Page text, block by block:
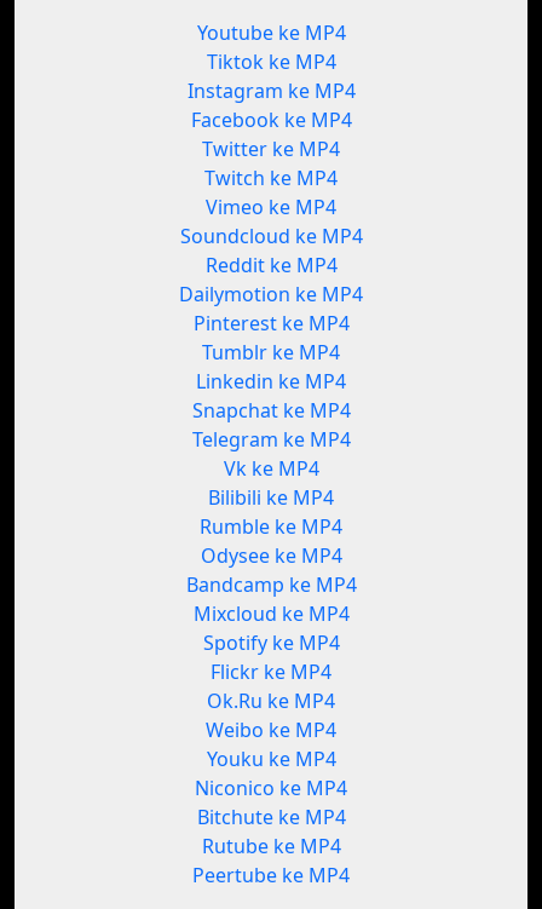
Youtube ke MP4
Tiktok ke MP4
Instagram ke MP4
Facebook ke MP4
Twitter ke MP4
Twitch ke MP4
Vimeo ke MP4
Soundcloud ke MP4
Reddit ke MP4
Dailymotion ke MP4
Pinterest ke MP4
Tumblr ke MP4
Linkedin ke MP4
Snapchat ke MP4
Telegram ke MP4
Vk ke MP4
Bilibili ke MP4
Rumble ke MP4
Odysee ke MP4
Bandcamp ke MP4
Mixcloud ke MP4
Spotify ke MP4
Flickr ke MP4
Ok.Ru ke MP4
Weibo ke MP4
Youku ke MP4
Niconico ke MP4
Bitchute ke MP4
Rutube ke MP4
Peertube ke MP4